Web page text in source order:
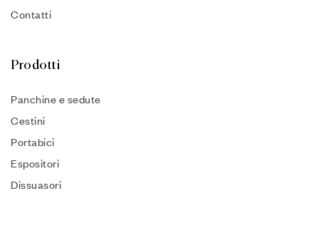
Contatti
Prodotti
Panchine e sedute
Cestini
Portabici
Espositori
Dissuasori